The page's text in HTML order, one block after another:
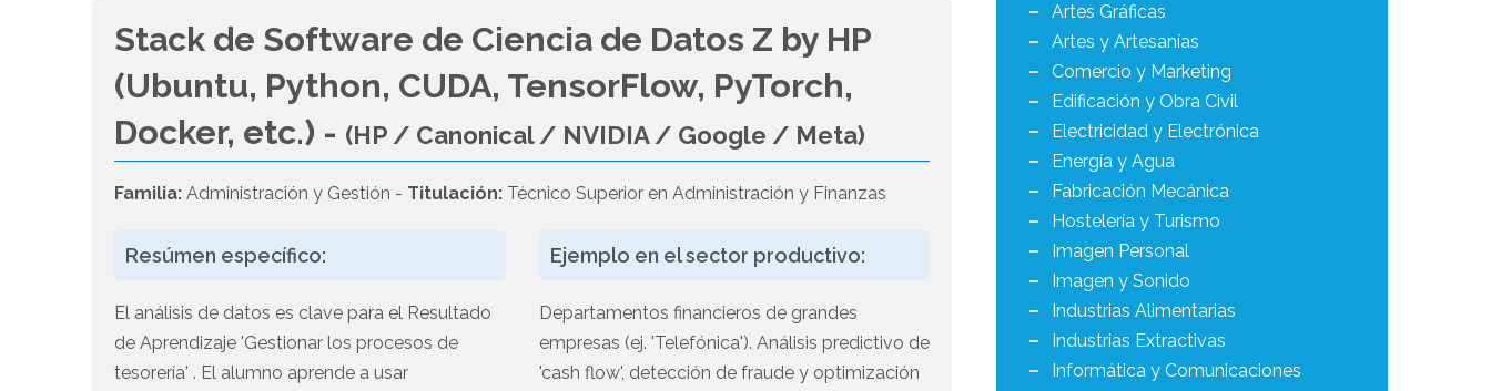
Stack de Software de Ciencia de Datos Z by HP
(Ubuntu, Python, CUDA, TensorFlow, PyTorch,
Docker, etc.) - (HP / Canonical / NVIDIA / Google / Meta)
Familia: Administración y Gestión - Titulación: Técnico Superior en Administración y Finanzas
Resúmen específico:
El análisis de datos es clave para el Resultado
de Aprendizaje 'Gestionar los procesos de
tesorería' . El alumno aprende a usar
Ejemplo en el sector productivo:
Departamentos financieros de grandes
empresas (ej. 'Telefónica'). Análisis predictivo de
'cash flow', detección de fraude y optimización
Artes Gráficas
Artes y Artesanías
Comercio y Marketing
Edificación y Obra Civil
Electricidad y Electrónica
Energía y Agua
Fabricación Mecánica
Hostelería y Turismo
Imagen Personal
Imagen y Sonido
Industrias Alimentarias
Industrias Extractivas
Informática y Comunicaciones